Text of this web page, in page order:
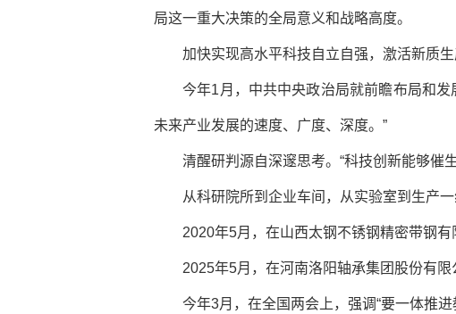
局这一重大决策的全局意义和战略高度。
加快实现高水平科技自立自强，激活新质生
今年1月，中共中央政治局就前瞻布局和
未来产业发展的速度、广度、深度。”
清醒研判源自深邃思考。“科技创新能够催
从科研院所到企业车间，从实验室到生产
2020年5月，在山西太钢不锈钢精密带钢有
2025年5月，在河南洛阳轴承集团股份有
今年3月，在全国两会上，强调“要一体推